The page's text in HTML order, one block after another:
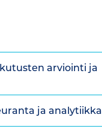
arviointi ja
ja analytiikka